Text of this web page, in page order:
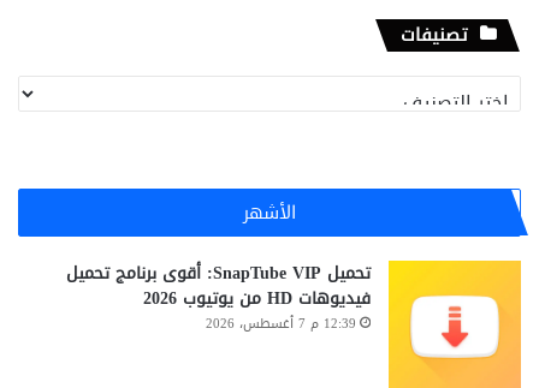
تصنيفات
تصنيفات
الأشهر
تحميل SnapTube VIP: أقوى برنامج تحميل
فيديوهات HD من يوتيوب 2026
12:39 م 7 أغسطس، 2026